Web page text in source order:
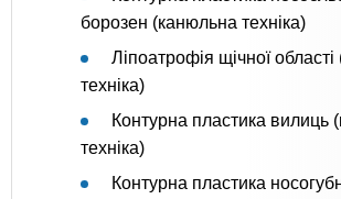
борозен (канюльна техніка)
Ліпоатрофія щічної
техніка)
Контурна пластика вилиць
техніка)
Контурна пластика